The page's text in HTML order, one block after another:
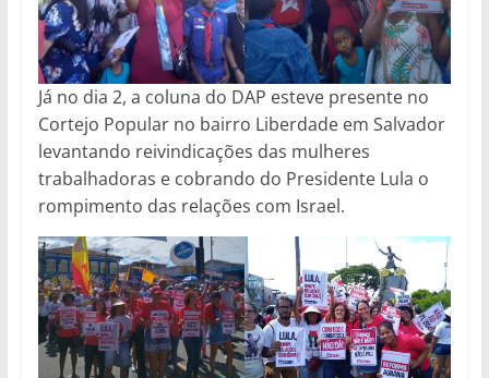
Já no dia 2, a coluna do DAP esteve presente no
Cortejo Popular no bairro Liberdade em Salvador
levantando reivindicações das mulheres
trabalhadoras e cobrando do Presidente Lula o
rompimento das relações com Israel.